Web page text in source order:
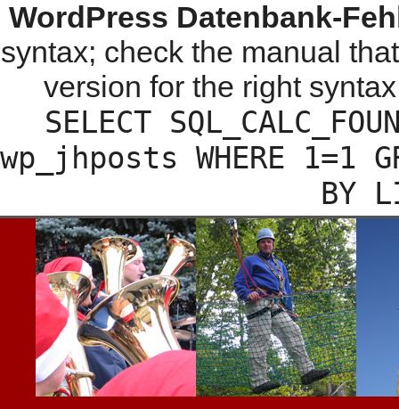
WordPress Datenbank-
syntax; check the manual
version for the right
SELECT
wp_jhposts WHERE 1=1
BY